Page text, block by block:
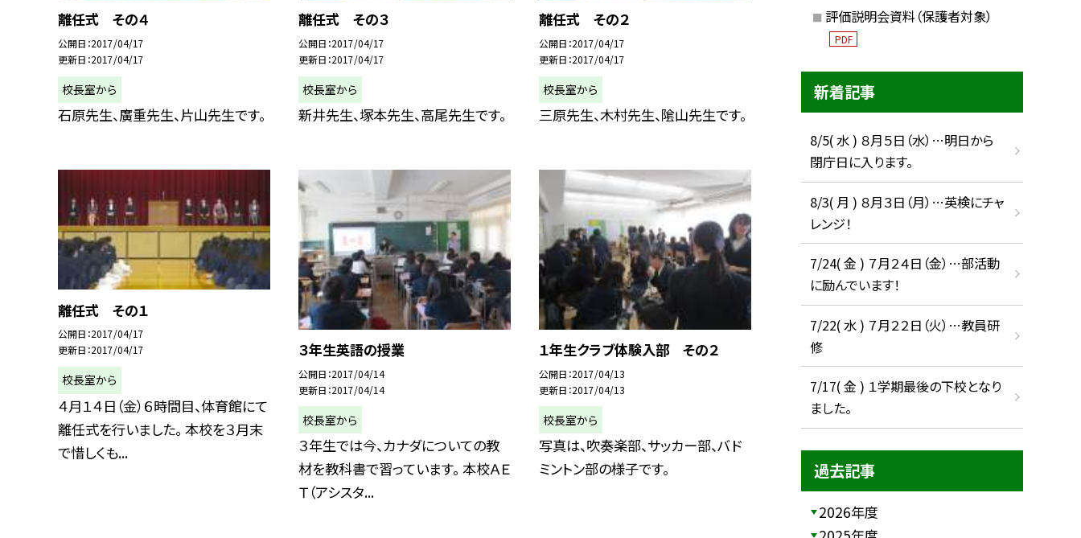
離任式 その４
公開日 2017/04/17
更新日 2017/04/17
校長室から
石原先生、廣重先生、片山先生です。
離任式 その３
公開日 2017/04/17
更新日 2017/04/17
校長室から
新井先生、塚本先生、高尾先生です。
離任式 その２
公開日 2017/04/17
更新日 2017/04/17
校長室から
三原先生、木村先生、隂山先生です。
離任式 その１
公開日 2017/04/17
更新日 2017/04/17
校長室から
４月１４日（金）６時間目、体育館にて
離任式を行いました。 本校を３月末
で惜しくも...
３年生英語の授業
公開日 2017/04/14
更新日 2017/04/14
校長室から
３年生では今、カナダについての教
材を教科書で習っています。 本校ＡＥ
Ｔ（アシスタ...
１年生クラブ体験入部 その２
公開日 2017/04/13
更新日 2017/04/13
校長室から
写真は、吹奏楽部、サッカー部、バド
ミントン部の様子です。
評価説明会資料（保護者対象）
PDF
新着記事
8/5( 水 ) ８月５日（水）…明日から
閉庁日に入ります。
8/3( 月 ) ８月３日（月）…英検にチャ
レンジ！
7/24( 金 ) ７月２４日（金）…部活動
に励んでいます！
7/22( 水 ) ７月２２日（火）…教員研
修
7/17( 金 ) １学期最後の下校となり
ました。
過去記事
2026年度